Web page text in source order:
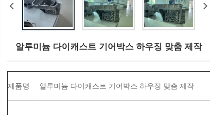
알루미늄 다이캐스트 기어박스 하우징 맞춤 제작
제품명 알루미늄 다이캐스트 기어박스 하우징 맞춤 제작